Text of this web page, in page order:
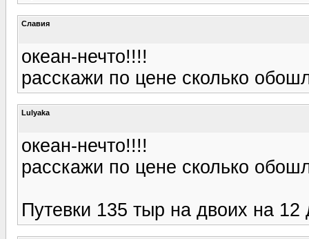
Славия
океан-нечто!!!!
расскажи по цене сколько
Lulyaka
океан-нечто!!!!
расскажи по цене сколько
Путевки 135 тыр на двоих на